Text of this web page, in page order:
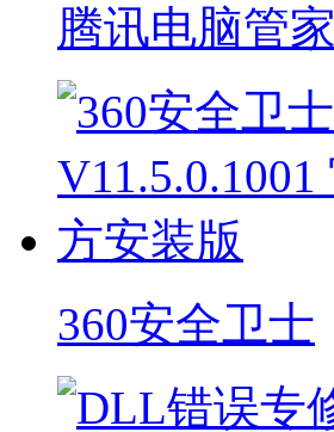
腾讯电脑管家
360安全卫士